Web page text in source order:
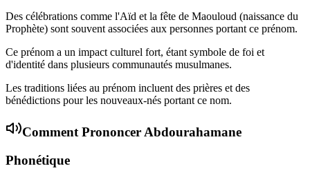
Des célébrations comme l'Aïd et la fête de Maouloud (naissance du
Prophète) sont souvent associées aux personnes portant ce prénom.
Ce prénom a un impact culturel fort, étant symbole de foi et
d'identité dans plusieurs communautés musulmanes.
Les traditions liées au prénom incluent des prières et des
bénédictions pour les nouveaux-nés portant ce nom.
Comment Prononcer Abdourahamane
Phonétique